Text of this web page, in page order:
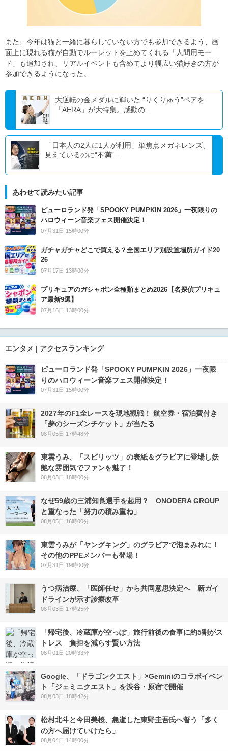
また、今年は猫と一緒に暮らしていない方でも参加できるよう、画
面上に現れる猫が自動でルーレットを止めてくれる「人間用モー
ド」も追加され、リアルイベントも含めてより幅広い猫好きの方が
参加できるようになった。
大逆転の金メダルに輝いた “りくりゅう”ペアを
「AERA」が大特集。感動の...
「日本人の2人に1人が利用」単焦点メガネレンズ、
見えているのに“不満”...
あわせて読みたい記事
ピューロランド発「SPOOKY PUMPKIN 2026」一夜限りの
ハロウィーン音楽フェス開催決定！
07月31日 15時00分
ガチャガチャどこで買える？全国エリア別設置場所ガイド20
26
07月17日 13時00分
プリキュアのガシャポン全種類まとめ2026【名探偵プリキュ
ア最新9選】
07月16日 13時00分
エンタメ | アクセスランキング
ピューロランド発「SPOOKY PUMPKIN 2026」一夜限
りのハロウィーン音楽フェス開催決定！
07月31日 15時00分
2027年のF1全レースを現地観戦！ 航空券・宿泊費付き
「夢のシーズンチケット」が当たる
08月05日 17時48分
東雲うみ、「スピリッツ」の表紙＆グラビアに登場し妖
艶な雰囲気でファンを魅了！
08月03日 18時00分
なぜ59歳の三浦知良選手を起用？ ONODERA GROUP
と重なった「努力の積み重ね」
08月05日 16時00分
東雲うみが「ヤングキング」のグラビアで泡まみれに！
その他のPPEメンバーも登場！
07月31日 19時00分
うつ病治療、「医師任せ」から共同意思決定へ 新ガイ
ドラインが示す診療改革
08月03日 17時25分
「帰宅後、冷蔵庫が空っぽ」旅行前後の食事に約5割がス
トレス 負担を減らす賢い方法
08月01日 20時33分
Google、「ドラゴンクエスト」×Geminiのコラボイベン
ト「ジェミニクエスト」を渋谷・原宿で開催
08月03日 18時42分
松村北斗と今田美桜、急逝した東野圭吾氏へ誓う「多く
の方へ届けていけたら」
08月04日 14時00分